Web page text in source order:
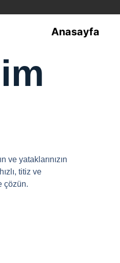
Anasayfa
ve yataklarınızın
titiz ve
çözün.